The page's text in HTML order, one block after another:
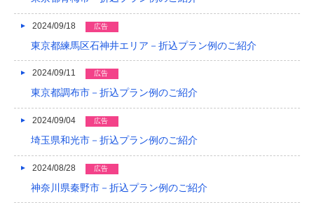
2024/09/18 広告
東京都練馬区石神井エリア－折込プラン例のご紹介
2024/09/11 広告
東京都調布市－折込プラン例のご紹介
2024/09/04 広告
埼玉県和光市－折込プラン例のご紹介
2024/08/28 広告
神奈川県秦野市－折込プラン例のご紹介